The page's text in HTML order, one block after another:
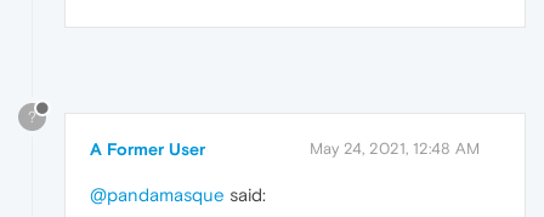
?
A Former User May 24, 2021, 12:48 AM
@pandamasque said: